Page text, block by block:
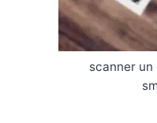
scanner